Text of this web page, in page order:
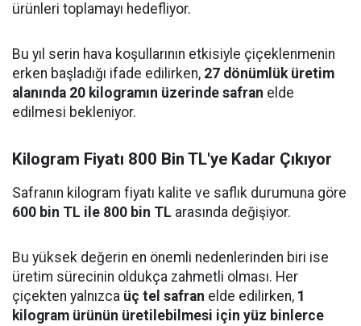
ürünleri toplamayı hedefliyor.
Bu yıl serin hava koşullarının etkisiyle çiçeklenmenin
erken başladığı ifade edilirken, 27 dönümlük üretim
alanında 20 kilogramın üzerinde safran elde
edilmesi bekleniyor.
Kilogram Fiyatı 800 Bin TL'ye Kadar Çıkıyor
Safranın kilogram fiyatı kalite ve saflık durumuna göre
600 bin TL ile 800 bin TL arasında değişiyor.
Bu yüksek değerin en önemli nedenlerinden biri ise
üretim sürecinin oldukça zahmetli olması. Her
çiçekten yalnızca üç tel safran elde edilirken, 1
kilogram ürünün üretilebilmesi için yüz binlerce